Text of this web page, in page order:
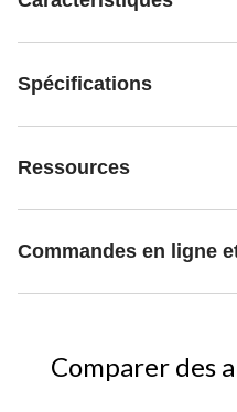
Spécifications
Ressources
Commandes en ligne
Comparer des